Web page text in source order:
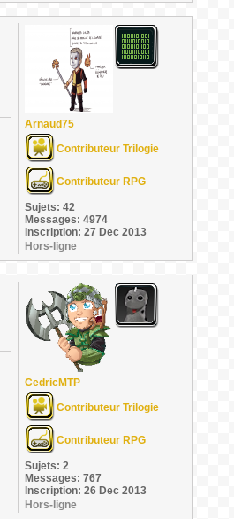
Arnaud75
Contributeur Trilogie
Contributeur RPG
Sujets: 42
Messages: 4974
Inscription: 27 Dec 2013
Hors-ligne
CedricMTP
Contributeur Trilogie
Contributeur RPG
Sujets: 2
Messages: 767
Inscription: 26 Dec 2013
Hors-ligne